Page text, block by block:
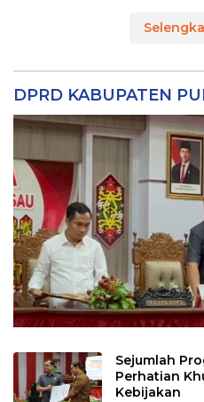
DPRD KABUPATEN
Sejumlah
Perhatian
Kebijakan